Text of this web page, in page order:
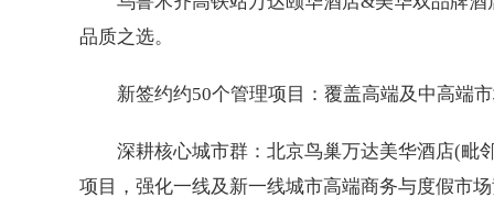
品质之选。
新签约约50个管理项目：覆盖高端及中高端
深耕核心城市群：北京鸟巢万达美华酒店(毗
项目，强化一线及新一线城市高端商务与度假市